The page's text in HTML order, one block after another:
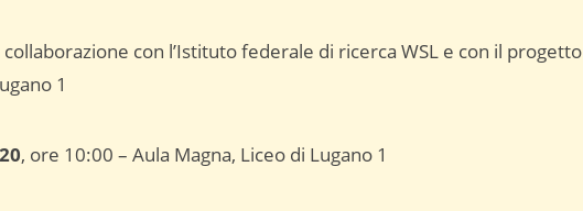
con l’Istituto federale di ricerca WSL e con il progetto
1
, ore 10:00 – Aula Magna, Liceo di Lugano 1